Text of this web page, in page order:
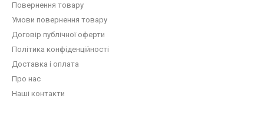
Повернення товару
Умови повернення товару
Договір публічної оферти
Політика конфіденційності
Доставка і оплата
Про нас
Наші контакти